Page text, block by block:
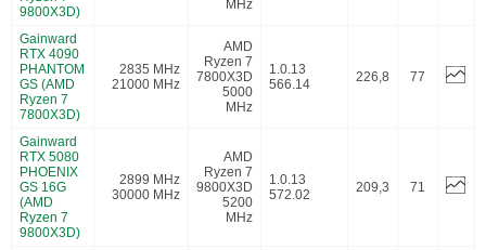
9800X3D)
MHz
Gainward
RTX 4090
PHANTOM
GS (AMD
Ryzen 7
7800X3D)
2835 MHz
21000 MHz
AMD
Ryzen 7
7800X3D
5000
MHz
1.0.13
566.14
226,8 77
Gainward
RTX 5080
PHOENIX
GS 16G
(AMD
Ryzen 7
9800X3D)
2899 MHz
30000 MHz
AMD
Ryzen 7
9800X3D
5200
MHz
1.0.13
572.02
209,3 71